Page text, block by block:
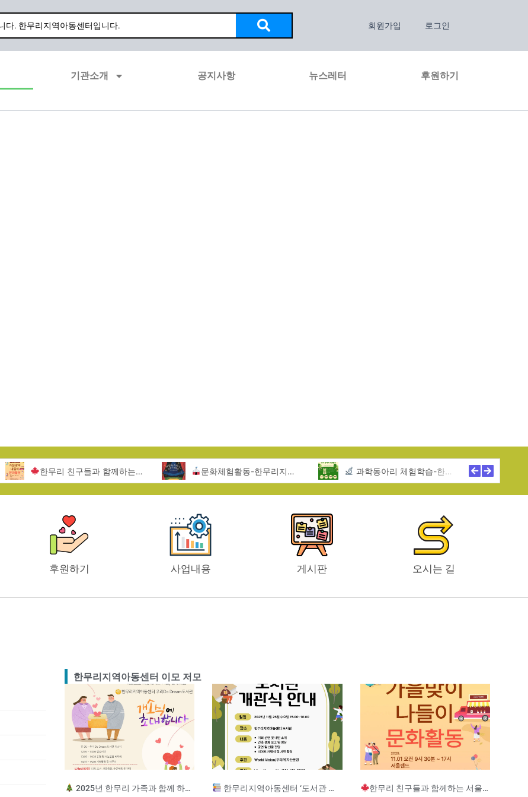
회원가입 로그인
기관소개 공지사항 뉴스레터 후원하기
한무리 친구들과 함께하는 서울랜드 문화활동 문화체험활동-한무리지역아동센터 과학동아리 체험학습-한무리지역아동센터
후원하기 사업내용 게시판 오시는 길
한무리지역아동센터 이모 저모
2025년 한무리 가족과 함께 하는 송년잔치
한무리지역아동센터 ‘도서관 개관식’ 안내
한무리 친구들과 함께하는 서울랜드 문화활동
PagePagePage